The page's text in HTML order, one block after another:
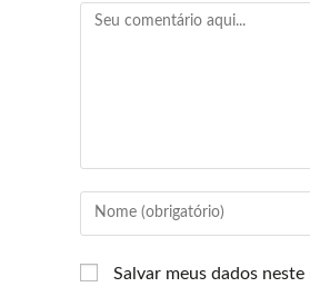
Salvar meus dados